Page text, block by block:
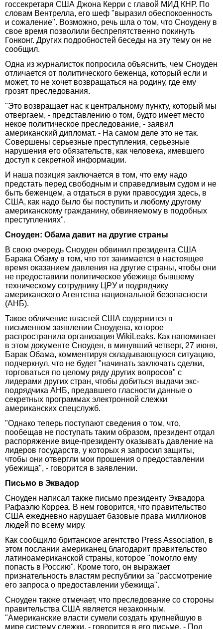
госсекретаря США Джона Керри с главой МИД КНР. По
словам Вентрелла, его шеф "выразил обеспокоенность
и сожаление". Возможно, речь шла о том, что Сноудену в
свое время позволили беспрепятственно покинуть
Гонконг. Других подробностей беседы на эту тему он не
сообщил.
Одна из журналисток попросила объяснить, чем Сноуден
отличается от политического беженца, который если и
может, то не хочет возвращаться на родину, где ему
грозят преследования.
"Это возвращает нас к центральному пункту, который мы
отвергаем, - представлению о том, будто имеет место
некое политическое преследование, - заявил
американский дипломат. - На самом деле это не так.
Совершены серьезные преступления, серьезные
нарушения его обязательств, как человека, имевшего
доступ к секретной информации.
И наша позиция заключается в том, что ему надо
предстать перед свободным и справедливым судом и не
быть беженцем, а отдаться в руки правосудия здесь, в
США, как надо было бы поступить и любому другому
американскому гражданину, обвиняемому в подобных
преступлениях".
Сноуден: Обама давит на другие страны
В свою очередь Сноуден обвинил президента США
Барака Обаму в том, что тот занимается в настоящее
время оказанием давления на другие страны, чтобы они
не предоставили политическое убежище бывшему
техническому сотруднику ЦРУ и подрядчику
американского Агентства национальной безопасности
(АНБ).
Такое обличение властей США содержится в
письменном заявлении Сноудена, которое
распространила организация WikiLeaks. Как напоминает
в этом документе Сноуден, в минувший четверг, 27 июня,
Барак Обама, комментируя складывающуюся ситуацию,
подчеркнул, что не будет "начинать заключать сделки,
торговаться по целому ряду других вопросов" с
лидерами других стран, чтобы добиться выдачи экс-
подрядчика АНБ, предавшего гласности данные о
секретных программах электронной слежки
американских спецслужб.
"Однако теперь поступают сведения о том, что,
пообещав не поступать таким образом, президент отдал
распоряжение вице-президенту оказывать давление на
лидеров государств, у которых я запросил защиты,
чтобы они отвергли мои прошения о предоставлении
убежища", - говорится в заявлении.
Письмо в Эквадор
Сноуден написал также письмо президенту Эквадора
Рафаэлю Корреа. В нем говорится, что правительство
США ежедневно нарушает базовые права миллионов
людей по всему миру.
Как сообщило британское агентство Press Association, в
этом послании американец благодарит правительство
латиноамериканской страны, которое "помогло ему
попасть в Россию". Кроме того, он выражает
признательность властям республики за "рассмотрение
его запроса о предоставлении убежища".
Сноуден также отмечает, что преследование со стороны
правительства США является незаконным.
"Американские власти сумели создать крупнейшую в
мире систему слежки, - говорится в его письме. - Под